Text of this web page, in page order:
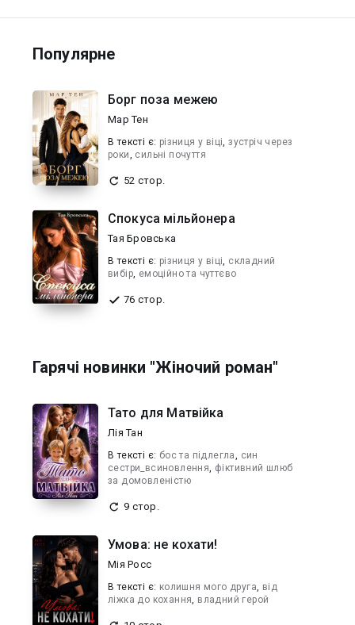
Популярне
Борг поза межею
Мар Тен
В текcті є: різниця у віці,зустріч через
роки, сильні почуття
52 стор.
Спокуса мільйонера
Тая Бровська
В текcті є: різниця у віці, складний
вибір, емоційно та чуттєво
76 стор.
Гарячі новинки "Жіночий роман"
Тато для Матвійка
Лія Тан
В текcті є: бос та підлегла, син
сестри_всиновлення, фіктивний шлюб
за домовленістю
9 стор.
Умова: не кохати!
Мія Росс
В текcті є: колишня мого друга, від
ліжка до кохання, владний герой